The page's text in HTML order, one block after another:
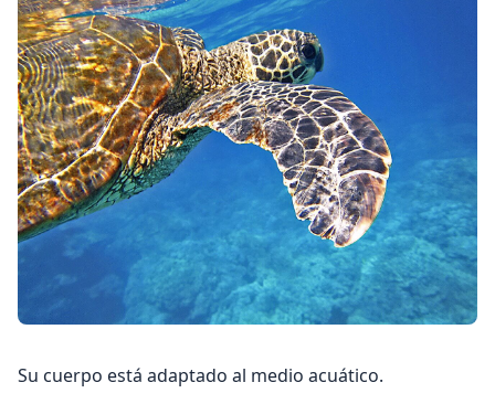
Su cuerpo está adaptado al medio acuático.